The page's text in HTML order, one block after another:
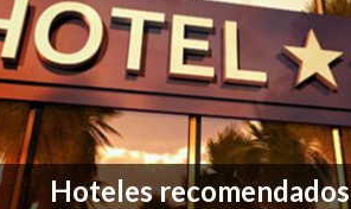
Hoteles recomendados